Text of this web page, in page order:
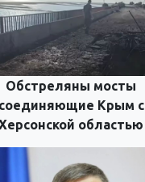
Обстреляны мосты
соединяющие Крым с
областью